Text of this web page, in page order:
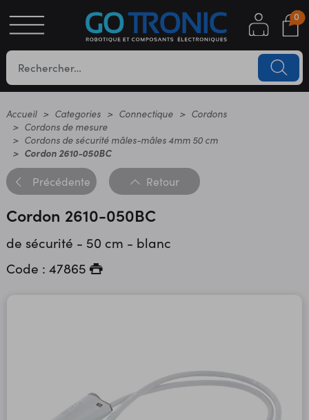
0
Accueil Categories Connectique
Cordons
Cordons de mesure
Cordons de sécurité mâles-mâles 4mm 50 cm
Cordon 2610-050BC
Précédente Retour
Cordon 2610-050BC
de sécurité - 50 cm - blanc
Code : 47865